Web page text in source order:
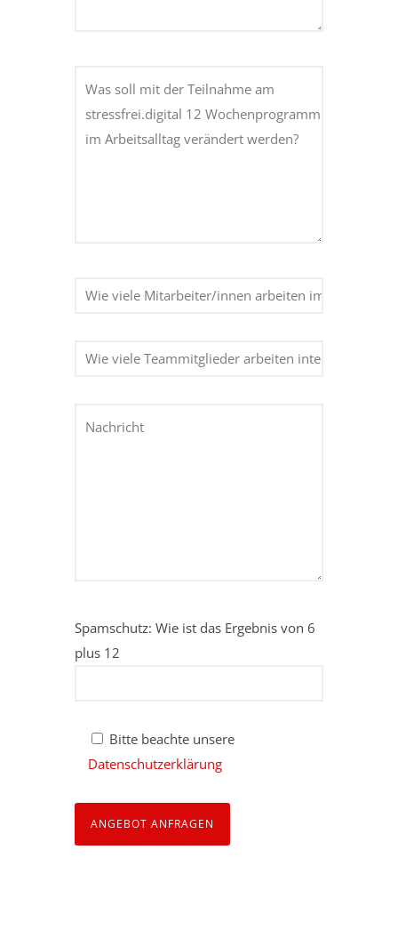
Spamschutz: Wie ist das Ergebnis von 6
plus 12
Bitte beachte unsere
Datenschutzerklärung